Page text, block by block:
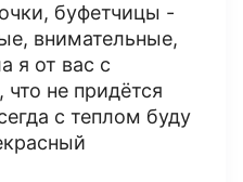
буфетчицы -
внимательные,
я от вас с
не придëтся
с теплом буду